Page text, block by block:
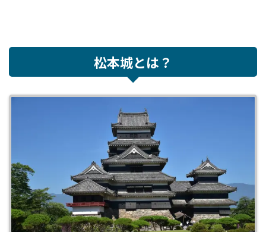
松本城とは？